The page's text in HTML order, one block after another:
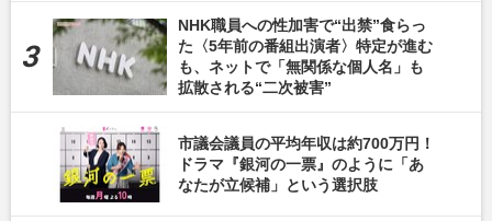
NHK職員への性加害で“出禁”食らっ
た〈5年前の番組出演者〉特定が進む
も、ネットで「無関係な個人名」も
拡散される“二次被害”
市議会議員の平均年収は約700万円！
ドラマ『銀河の一票』のように「あ
なたが立候補」という選択肢